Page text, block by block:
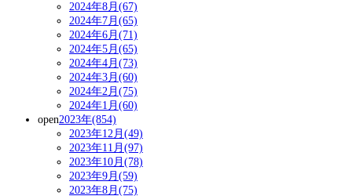
2024年8月(67)
2024年7月(65)
2024年6月(71)
2024年5月(65)
2024年4月(73)
2024年3月(60)
2024年2月(75)
2024年1月(60)
open2023年(854)
2023年12月(49)
2023年11月(97)
2023年10月(78)
2023年9月(59)
2023年8月(75)